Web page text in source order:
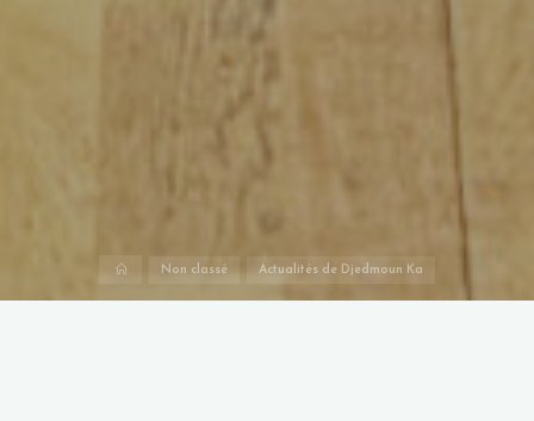
Non classé Actualités de Djedmoun Ka